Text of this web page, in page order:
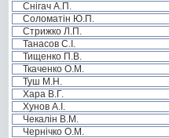
Снігач А.П.
Соломатін Ю.П.
Стрижко Л.П.
Танасов С.І.
Тищенко П.В.
Ткаченко О.М.
Туш М.Н.
Хара В.Г.
Хунов А.І.
Чекалін В.М.
Чернічко О.М.